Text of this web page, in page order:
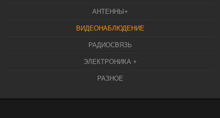
АНТЕННЫ+
ВИДЕОНАБЛЮДЕНИЕ
РАДИОСВЯЗЬ
ЭЛЕКТРОНИКА +
РАЗНОЕ